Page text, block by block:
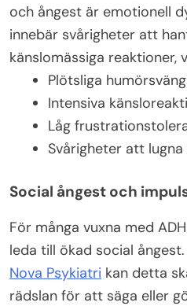
och ångest är emotionell
innebär svårigheter att
känslomässiga reaktioner,
Plötsliga
Intensiva
Låg
Svårigheter att
Social ångest och
För många vuxna med
leda till ökad social
Nova Psykiatri kan detta
rädslan för att säga eller